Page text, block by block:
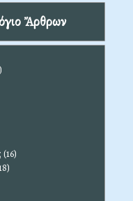
Ἄρθρων
(16)